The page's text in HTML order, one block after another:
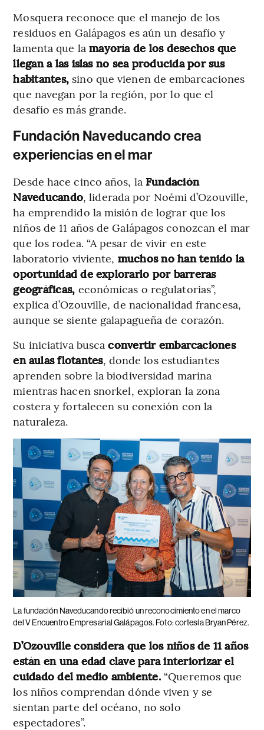
Mosquera reconoce que el manejo de los
residuos en Galápagos es aún un desafío y
lamenta que la mayoría de los desechos que
llegan a las islas no sea producida por sus
habitantes, sino que vienen de embarcaciones
que navegan por la región, por lo que el
desafío es más grande.
Fundación Naveducando crea
experiencias en el mar
Desde hace cinco años, la Fundación
Naveducando, liderada por Noémi d’Ozouville,
ha emprendido la misión de lograr que los
niños de 11 años de Galápagos conozcan el mar
que los rodea. “A pesar de vivir en este
laboratorio viviente, muchos no han tenido la
oportunidad de explorarlo por barreras
geográficas, económicas o regulatorias”,
explica d’Ozouville, de nacionalidad francesa,
aunque se siente galapagueña de corazón.
Su iniciativa buscaconvertir embarcaciones
en aulas flotantes, donde los estudiantes
aprenden sobre la biodiversidad marina
mientras hacen snorkel, exploran la zona
costera y fortalecen su conexión con la
naturaleza.
La fundación Naveducando recibió un reconocimiento en el marco
del V Encuentro Empresarial Galápagos. Foto: cortesía Bryan Pérez.
D’Ozouville considera que los niños de 11 años
están en una edad clave para interiorizar el
cuidado del medio ambiente.“Queremos que
los niños comprendan dónde viven y se
sientan parte del océano, no solo
espectadores”.